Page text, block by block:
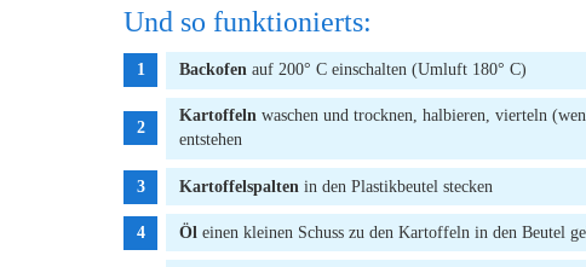
Und so funktionierts:
Backofen auf 200° C einschalten (Umluft 180° C)
Kartoffeln waschen und trocknen, halbieren, vierteln
entstehen
Kartoffelspalten in den Plastikbeutel stecken
Öl einen kleinen Schuss zu den Kartoffeln in den Beutel